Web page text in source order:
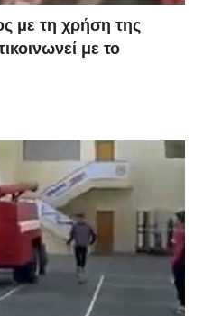
με τη χρήση της
με το